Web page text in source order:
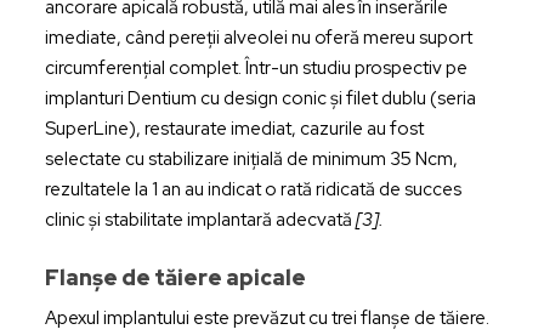
ancorare apicală robustă, utilă mai ales în inserările
imediate, când pereții alveolei nu oferă mereu suport
circumferențial complet. Într-un studiu prospectiv pe
implanturi Dentium cu design conic și filet dublu (seria
SuperLine), restaurate imediat, cazurile au fost
selectate cu stabilizare inițială de minimum 35 Ncm,
rezultatele la 1 an au indicat o rată ridicată de succes
clinic și stabilitate implantară adecvată [3].
Flanșe de tăiere apicale
Apexul implantului este prevăzut cu trei flanșe de tăiere.